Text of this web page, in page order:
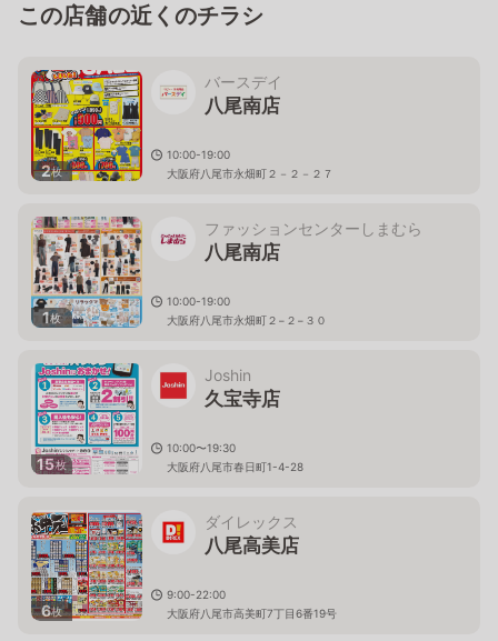
この店舗の近くのチラシ
2枚
バースデイ
八尾南店
10:00-19:00
大阪府八尾市永畑町２－２－２７
1枚
ファッションセンターしまむら
八尾南店
10:00-19:00
大阪府八尾市永畑町２−２−３０
15枚
Joshin
久宝寺店
10:00〜19:30
大阪府八尾市春日町1-4-28
6枚
ダイレックス
八尾高美店
9:00-22:00
大阪府八尾市高美町7丁目6番19号